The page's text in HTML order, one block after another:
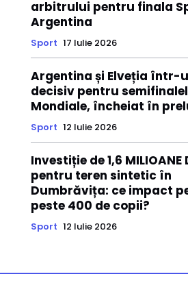
arbitrului pentru finala
Argentina
Sport 17 Iulie 2026
Argentina și Elveția într-
decisiv pentru
Mondiale, încheiat în
Sport 12 Iulie 2026
Investiție de 1,6 MILIOANE
pentru teren sintetic în
Dumbrăvița: ce impact
peste 400 de copii?
Sport 12 Iulie 2026